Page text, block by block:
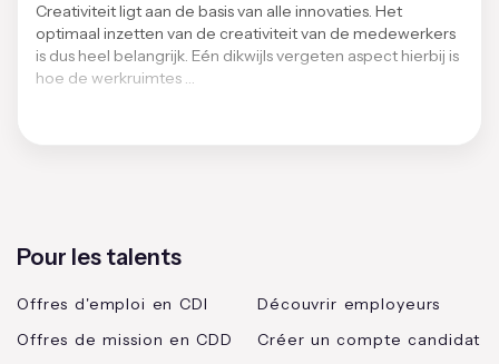
Creativiteit ligt aan de basis van alle innovaties. Het
optimaal inzetten van de creativiteit van de medewerkers
is dus heel belangrijk. Eén dikwijls vergeten aspect hierbij is
hoe de werkruimtes …
Pour les talents
Offres d'emploi en CDI
Offres de mission en CDD
Découvrir employeurs
Créer un compte candidat